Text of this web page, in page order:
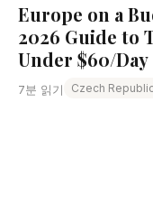
Europe on a
2026 Guide to
Under $60/Day
7분 읽기 Czech